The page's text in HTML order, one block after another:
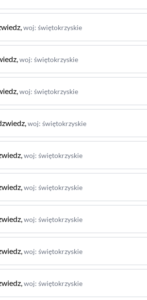
,woj: świętokrzyskie
,woj: świętokrzyskie
,woj: świętokrzyskie
,woj: świętokrzyskie
,woj: świętokrzyskie
,woj: świętokrzyskie
,woj: świętokrzyskie
,woj: świętokrzyskie
,woj: świętokrzyskie